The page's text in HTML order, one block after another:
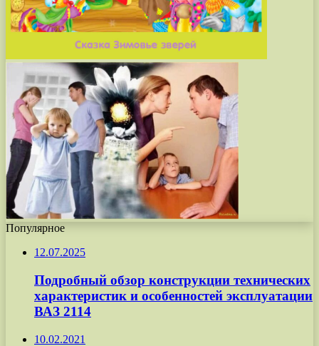
Популярное
12.07.2025
Подробный обзор конструкции технических
характеристик и особенностей эксплуатации
ВАЗ 2114
10.02.2021